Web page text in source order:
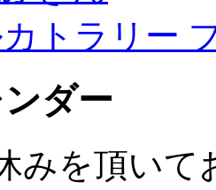
トラリー
ダー
みを頂いて